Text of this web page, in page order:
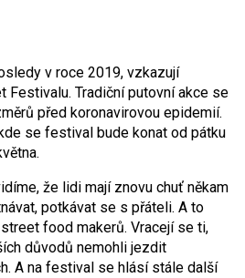
v roce 2019, vzkazují
Festivalu. Tradiční putovní akce se
před koronavirovou epidemií.
se festival bude konat od pátku
že lidi mají znovu chuť někam
potkávat se s přáteli. A to
food makerů. Vracejí se ti,
důvodů nemohli jezdit
A na festival se hlásí stále další